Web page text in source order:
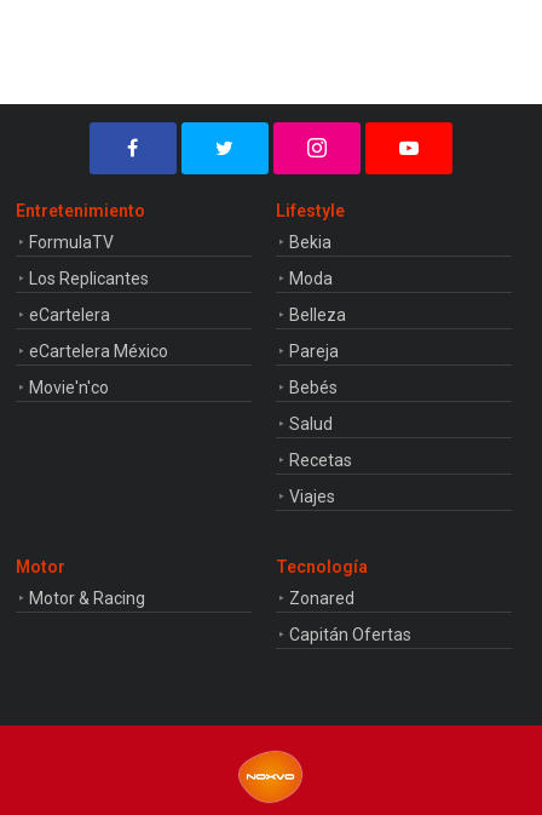
Entretenimiento
FormulaTV
Los Replicantes
eCartelera
eCartelera México
Movie'n'co
Lifestyle
Bekia
Moda
Belleza
Pareja
Bebés
Salud
Recetas
Viajes
Motor
Motor & Racing
Tecnología
Zonared
Capitán Ofertas